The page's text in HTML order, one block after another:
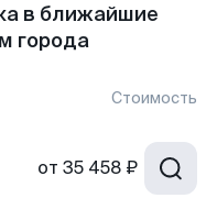
в ближайшие
города
Стоимость
от 35 458 ₽